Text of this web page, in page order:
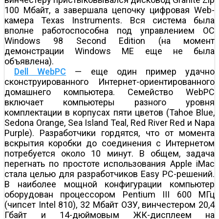
100 Мбайт, а завершала цепочку цифровая Web-
камера Texas Instruments. Вся система была
вполне работоспособна под управлением OC
Windows 98 Second Edition (на момент
демонстрации Windows ME еще не была
объявлена).
Dell WebPC — еще один пример удачно
сконструированного Интернет-ориентированного
домашнего компьютера. Семейство WebPC
включает компьютеры разного уровня
комплектации в корпусах пяти цветов (Tahoe Blue,
Sedona Orange, Sea Island Teal, Red River Red и Napa
Purple). Разработчики гордятся, что от момента
вскрытия коробки до соединения с Интернетом
потребуется около 10 минут. В общем, задача
перегнать по простоте использования Apple iMac
стала целью для разработчиков Easy PC-решений.
В наиболее мощной конфигурации компьютер
оборудован процессором Pentium III 600 МГц
(чипсет Intel 810), 32 Мбайт ОЗУ, винчестером 20,4
Гбайт и 14-дюймовым ЖК-дисплеем на